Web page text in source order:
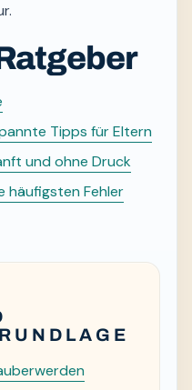
Tipps für Eltern
und ohne Druck
häufigsten Fehler